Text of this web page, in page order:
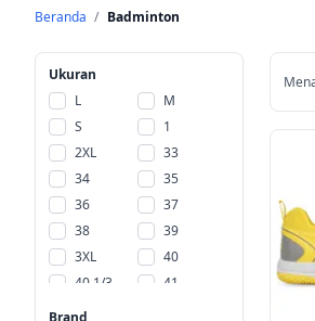
Beranda / Badminton
Ukuran
L
M
S
1
2XL
33
34
35
36
37
38
39
3XL
40
40 1/3
41
41 2/3
Brand